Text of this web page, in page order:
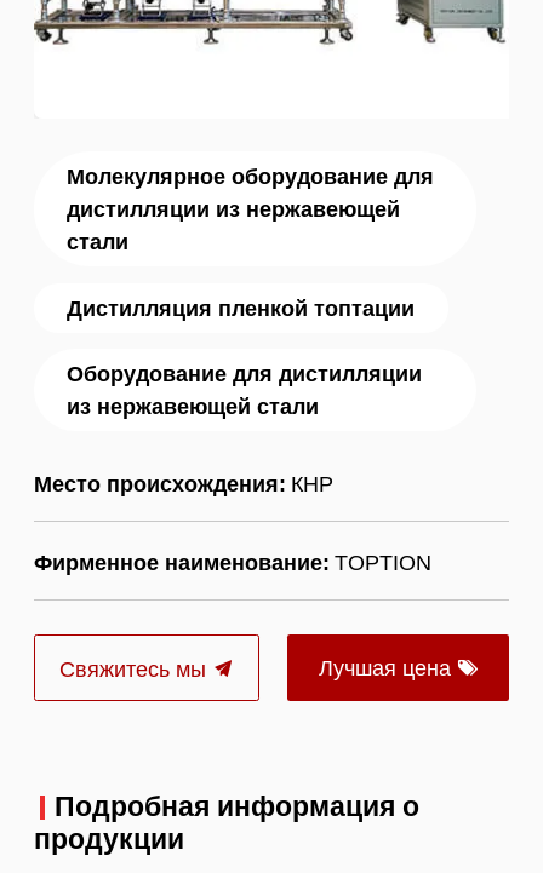
Молекулярное оборудование для
дистилляции из нержавеющей
стали
Дистилляция пленкой топтации
Оборудование для дистилляции
из нержавеющей стали
Место происхождения: КНР
Фирменное наименование: TOPTION
Свяжитесь мы Лучшая цена
Подробная информация о
продукции